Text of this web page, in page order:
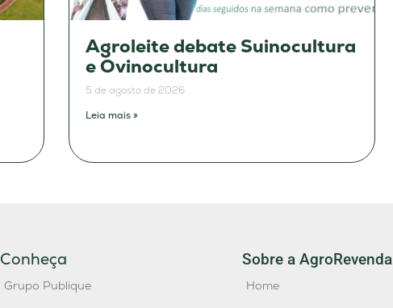
Agroleite debate Suinocultura
e Ovinocultura
5 de agosto de 2026
Leia mais »
Conheça
Grupo Publique
Sobre a AgroRevenda
Home